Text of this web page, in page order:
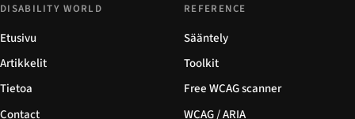
DISABILITY WORLD
Etusivu
Artikkelit
Tietoa
Contact
REFERENCE
Sääntely
Toolkit
Free WCAG scanner
WCAG / ARIA